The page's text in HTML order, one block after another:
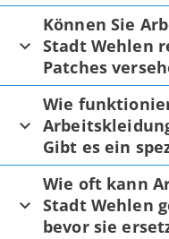
Können Sie
Stadt Wehlen
Patches
Wie
Gibt es ein
Wie oft kann
Stadt Wehlen
bevor sie